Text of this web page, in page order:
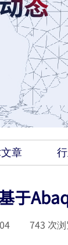
章
743 次